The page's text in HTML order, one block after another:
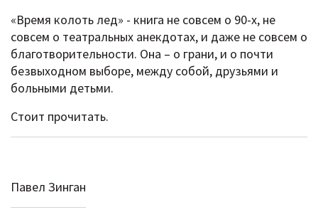
«Время колоть лед» - книга не совсем о 90-х, не
совсем о театральных анекдотах, и даже не совсем о
благотворительности. Она – о грани, и о почти
безвыходном выборе, между собой, друзьями и
больными детьми.
Стоит прочитать.
Павел Зинган